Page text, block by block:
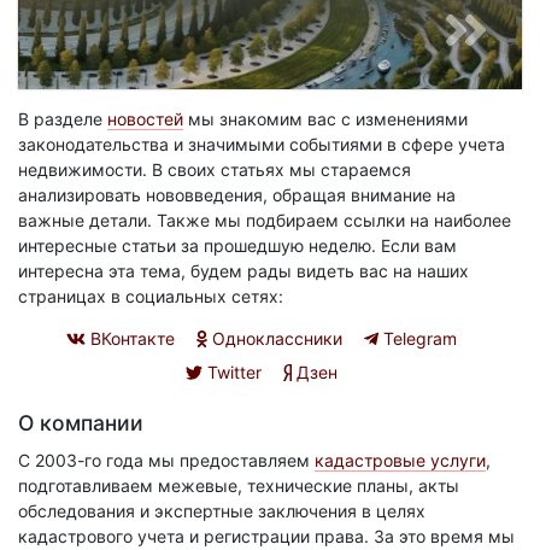
В разделе новостей мы знакомим вас с изменениями
законодательства и значимыми событиями в сфере учета
недвижимости. В своих статьях мы стараемся
анализировать нововведения, обращая внимание на
важные детали. Также мы подбираем ссылки на наиболее
интересные статьи за прошедшую неделю. Если вам
интересна эта тема, будем рады видеть вас на наших
страницах в социальных сетях:
ВКонтакте Одноклассники
Telegram
Twitter
Дзен
О компании
С 2003-го года мы предоставляем кадастровые услуги,
подготавливаем межевые, технические планы, акты
обследования и экспертные заключения в целях
кадастрового учета и регистрации права. За это время мы